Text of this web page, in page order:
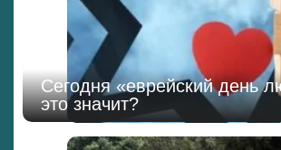
Сегодня «еврейский день
это значит?